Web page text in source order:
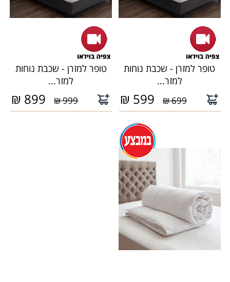
טופר למזרן - שכבת נוחות
למזר...
699 ₪
599
₪
טופר למזרן - שכבת נוחות
למזר...
999 ₪
899
₪